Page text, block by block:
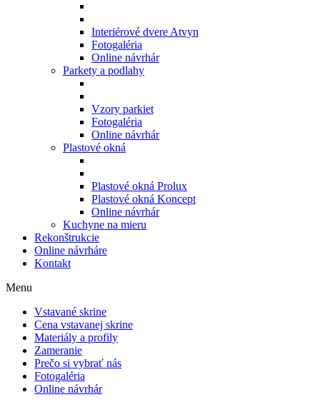
Interiérové dvere Atvyn
Fotogaléria
Online návrhár
Parkety a podlahy
Vzory parkiet
Fotogaléria
Online návrhár
Plastové okná
Plastové okná Prolux
Plastové okná Koncept
Online návrhár
Kuchyne na mieru
Rekonštrukcie
Online návrháre
Kontakt
Menu
Vstavané skrine
Cena vstavanej skrine
Materiály a profily
Zameranie
Prečo si vybrať nás
Fotogaléria
Online návrhár